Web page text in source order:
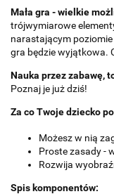
Mała gra - wielkie
trójwymiarowe
narastającym
gra będzie wyjątkowa.
Nauka przez zabawę,
Poznaj je już dziś!
Za co Twoje dziecko
Możesz w nią
Proste zasady -
Rozwija
Spis komponentów: